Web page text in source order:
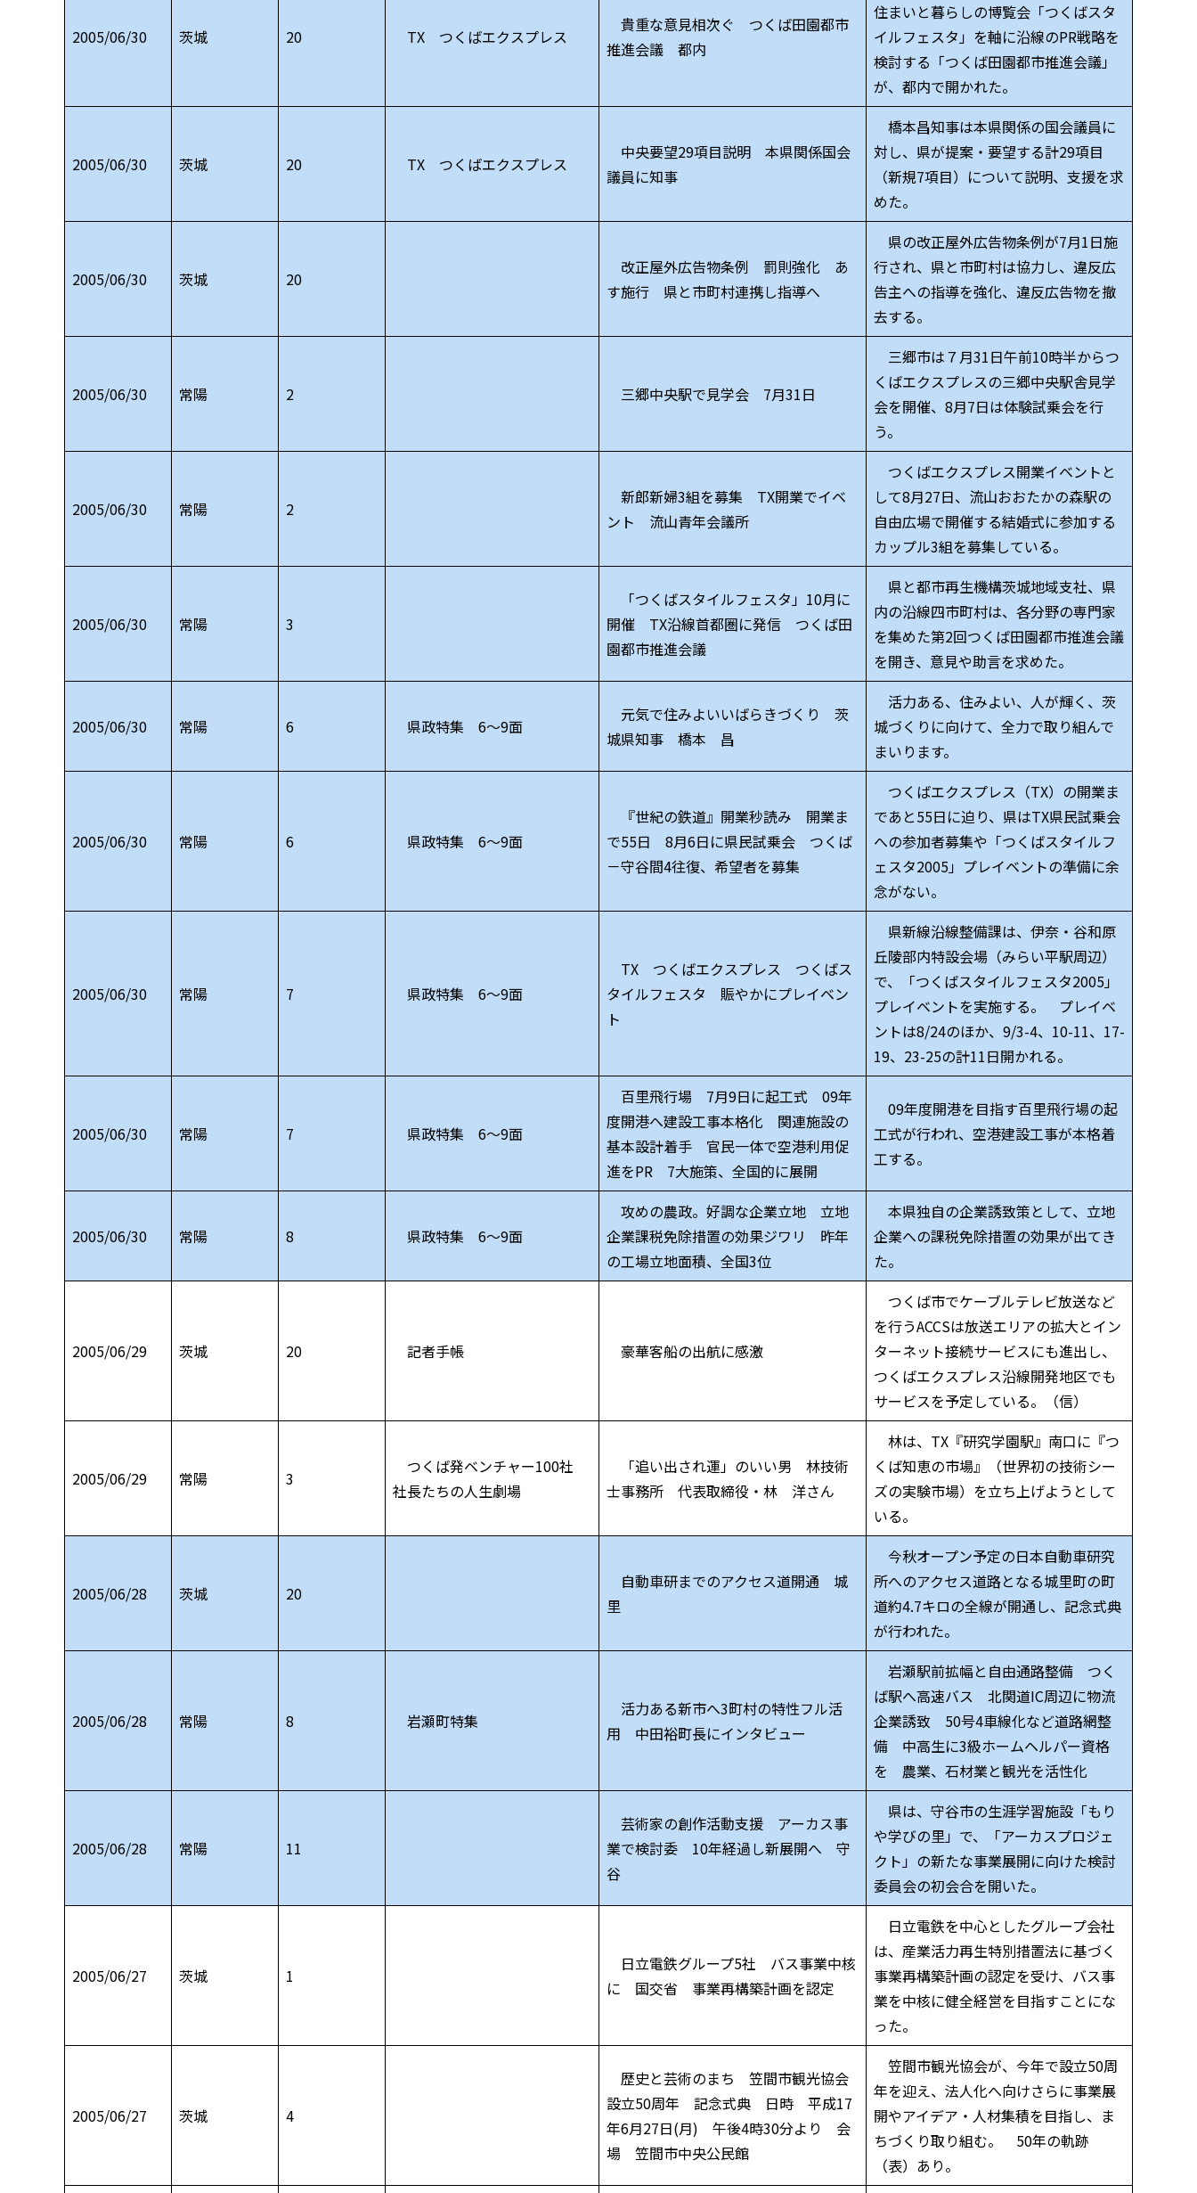
2005/06/30 茨城 20 TX つくばエクスプレス
貴重な意見相次ぐ つくば田園都市
推進会議 都内
住まいと暮らしの博覧会「つくばスタ
イルフェスタ」を軸に沿線のPR戦略を
検討する「つくば田園都市推進会議」
が、都内で開かれた。
2005/06/30 茨城 20 TX つくばエクスプレス
中央要望29項目説明 本県関係国会
議員に知事
橋本昌知事は本県関係の国会議員に
対し、県が提案・要望する計29項目
（新規7項目）について説明、支援を求
めた。
2005/06/30 茨城 20
改正屋外広告物条例 罰則強化 あ
す施行 県と市町村連携し指導へ
県の改正屋外広告物条例が7月1日施
行され、県と市町村は協力し、違反広
告主への指導を強化、違反広告物を撤
去する。
2005/06/30 常陽 2 三郷中央駅で見学会 7月31日
三郷市は７月31日午前10時半からつ
くばエクスプレスの三郷中央駅舎見学
会を開催、8月7日は体験試乗会を行
う。
2005/06/30 常陽 2
新郎新婦3組を募集 TX開業でイベ
ント 流山青年会議所
つくばエクスプレス開業イベントと
して8月27日、流山おおたかの森駅の
自由広場で開催する結婚式に参加する
カップル3組を募集している。
2005/06/30 常陽 3
「つくばスタイルフェスタ」10月に
開催 TX沿線首都圏に発信 つくば田
園都市推進会議
県と都市再生機構茨城地域支社、県
内の沿線四市町村は、各分野の専門家
を集めた第2回つくば田園都市推進会議
を開き、意見や助言を求めた。
2005/06/30 常陽 6 県政特集 6～9面
元気で住みよいいばらきづくり 茨
城県知事 橋本 昌
活力ある、住みよい、人が輝く、茨
城づくりに向けて、全力で取り組んで
まいります。
2005/06/30 常陽 6 県政特集 6～9面
『世紀の鉄道』開業秒読み 開業ま
で55日 8月6日に県民試乗会 つくば
－守谷間4往復、希望者を募集
つくばエクスプレス（TX）の開業ま
であと55日に迫り、県はTX県民試乗会
への参加者募集や「つくばスタイルフ
ェスタ2005」プレイベントの準備に余
念がない。
2005/06/30 常陽 7 県政特集 6～9面
TX つくばエクスプレス つくばス
タイルフェスタ 賑やかにプレイベン
ト
県新線沿線整備課は、伊奈・谷和原
丘陵部内特設会場（みらい平駅周辺）
で、「つくばスタイルフェスタ2005」
プレイベントを実施する。 プレイベ
ントは8/24のほか、9/3-4、10-11、17-
19、23-25の計11日開かれる。
2005/06/30 常陽 7 県政特集 6～9面
百里飛行場 7月9日に起工式 09年
度開港へ建設工事本格化 関連施設の
基本設計着手 官民一体で空港利用促
進をPR 7大施策、全国的に展開
09年度開港を目指す百里飛行場の起
工式が行われ、空港建設工事が本格着
工する。
2005/06/30 常陽 8 県政特集 6～9面
攻めの農政。好調な企業立地 立地
企業課税免除措置の効果ジワリ 昨年
の工場立地面積、全国3位
本県独自の企業誘致策として、立地
企業への課税免除措置の効果が出てき
た。
2005/06/29 茨城 20 記者手帳 豪華客船の出航に感激
つくば市でケーブルテレビ放送など
を行うACCSは放送エリアの拡大とイン
ターネット接続サービスにも進出し、
つくばエクスプレス沿線開発地区でも
サービスを予定している。（信）
2005/06/29 常陽 3
つくば発ベンチャー100社
社長たちの人生劇場
「追い出され運」のいい男 林技術
士事務所 代表取締役・林 洋さん
林は、TX『研究学園駅』南口に『つ
くば知恵の市場』（世界初の技術シー
ズの実験市場）を立ち上げようとして
いる。
2005/06/28 茨城 20
自動車研までのアクセス道開通 城
里
今秋オープン予定の日本自動車研究
所へのアクセス道路となる城里町の町
道約4.7キロの全線が開通し、記念式典
が行われた。
2005/06/28 常陽 8 岩瀬町特集
活力ある新市へ3町村の特性フル活
用 中田裕町長にインタビュー
岩瀬駅前拡幅と自由通路整備 つく
ば駅へ高速バス 北関道IC周辺に物流
企業誘致 50号4車線化など道路網整
備 中高生に3級ホームヘルパー資格
を 農業、石材業と観光を活性化
2005/06/28 常陽 11
芸術家の創作活動支援 アーカス事
業で検討委 10年経過し新展開へ 守
谷
県は、守谷市の生涯学習施設「もり
や学びの里」で、「アーカスプロジェ
クト」の新たな事業展開に向けた検討
委員会の初会合を開いた。
2005/06/27 茨城 1
日立電鉄グループ5社 バス事業中核
に 国交省 事業再構築計画を認定
日立電鉄を中心としたグループ会社
は、産業活力再生特別措置法に基づく
事業再構築計画の認定を受け、バス事
業を中核に健全経営を目指すことにな
った。
2005/06/27 茨城 4
歴史と芸術のまち 笠間市観光協会
設立50周年 記念式典 日時 平成17
年6月27日(月) 午後4時30分より 会
場 笠間市中央公民館
笠間市観光協会が、今年で設立50周
年を迎え、法人化へ向けさらに事業展
開やアイデア・人材集積を目指し、ま
ちづくり取り組む。 50年の軌跡
（表）あり。